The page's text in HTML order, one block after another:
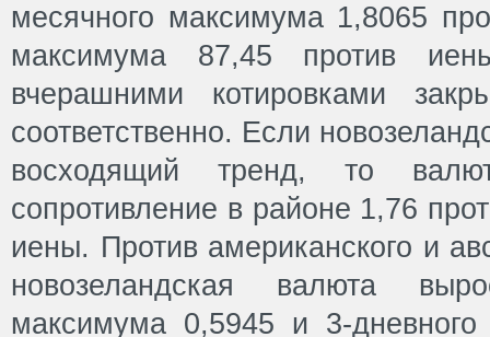
месячного максимума 1,8065
максимума 87,45 против
вчерашними котировками
соответственно. Если
восходящий тренд, то
сопротивление в районе 1,76
иены. Против американского и
новозеландская валюта
максимума 0,5945 и 3-